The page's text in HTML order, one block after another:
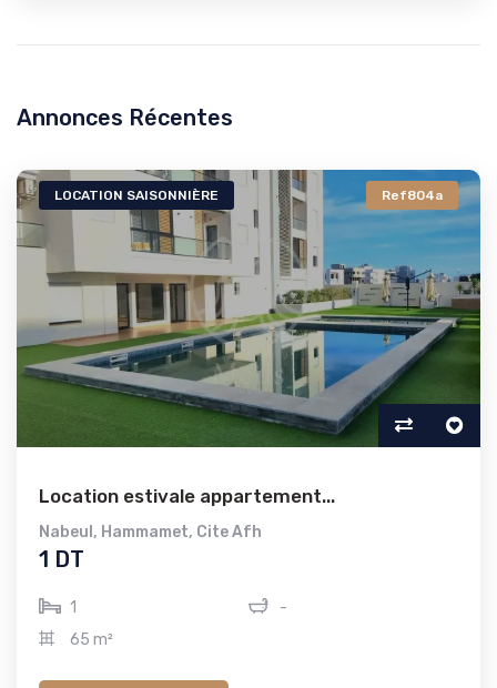
Annonces Récentes
LOCATION SAISONNIÈRE Ref804a
Location estivale appartement...
Nabeul , Hammamet, Cite Afh
1 DT
1
-
65 m²